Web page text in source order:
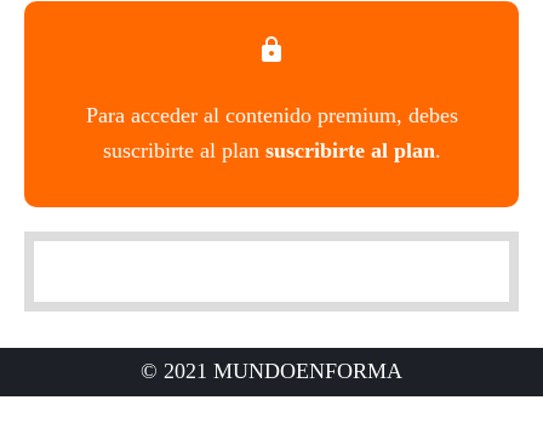
Para acceder al contenido premium, debes
suscribirte al plan suscribirte al plan.
© 2021 MUNDOENFORMA